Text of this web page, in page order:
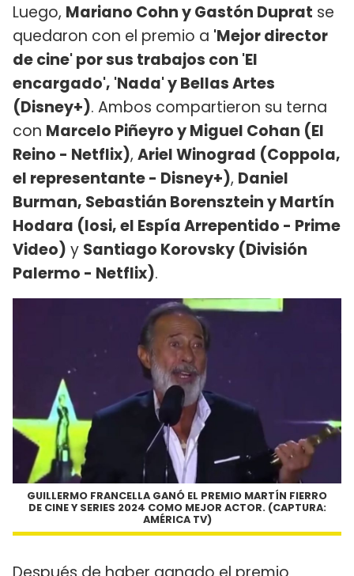
Luego, Mariano Cohn y Gastón Duprat se
quedaron con el premio a 'Mejor director
de cine' por sus trabajos con 'El
encargado', 'Nada' y Bellas Artes
(Disney+). Ambos compartieron su terna
con Marcelo Piñeyro y Miguel Cohan (El
Reino - Netflix), Ariel Winograd (Coppola,
el representante - Disney+), Daniel
Burman, Sebastián Borensztein y Martín
Hodara (Iosi, el Espía Arrepentido - Prime
Video) y Santiago Korovsky (División
Palermo - Netflix).
GUILLERMO FRANCELLA GANÓ EL PREMIO MARTÍN FIERRO
DE CINE Y SERIES 2024 COMO MEJOR ACTOR. (CAPTURA:
AMÉRICA TV)